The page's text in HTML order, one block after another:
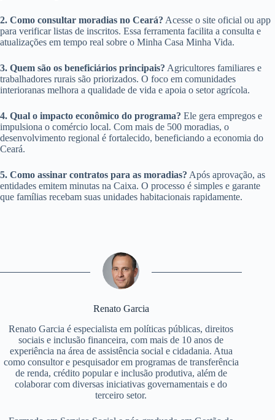
2. Como consultar moradias no Ceará? Acesse o site oficial ou app
para verificar listas de inscritos. Essa ferramenta facilita a consulta e
atualizações em tempo real sobre o Minha Casa Minha Vida.
3. Quem são os beneficiários principais? Agricultores familiares e
trabalhadores rurais são priorizados. O foco em comunidades
interioranas melhora a qualidade de vida e apoia o setor agrícola.
4. Qual o impacto econômico do programa? Ele gera empregos e
impulsiona o comércio local. Com mais de 500 moradias, o
desenvolvimento regional é fortalecido, beneficiando a economia do
Ceará.
5. Como assinar contratos para as moradias? Após aprovação, as
entidades emitem minutas na Caixa. O processo é simples e garante
que famílias recebam suas unidades habitacionais rapidamente.
Renato Garcia
Renato Garcia é especialista em políticas públicas, direitos
sociais e inclusão financeira, com mais de 10 anos de
experiência na área de assistência social e cidadania. Atua
como consultor e pesquisador em programas de transferência
de renda, crédito popular e inclusão produtiva, além de
colaborar com diversas iniciativas governamentais e do
terceiro setor.